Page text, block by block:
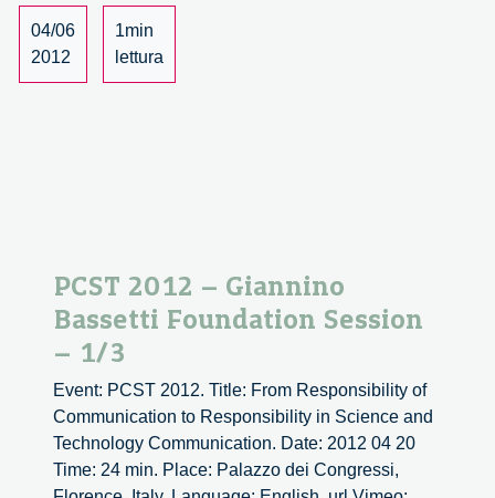
04/06
2012
1min
lettura
PCST 2012 – Giannino
Bassetti Foundation Session
– 1/3
Event: PCST 2012. Title: From Responsibility of
Communication to Responsibility in Science and
Technology Communication. Date: 2012 04 20
Time: 24 min. Place: Palazzo dei Congressi,